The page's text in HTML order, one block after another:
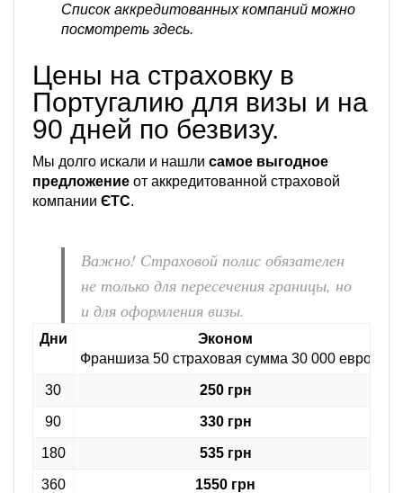
Список аккредитованных компаний можно
посмотреть здесь.
Цены на страховку в
Португалию для визы и на
90 дней по безвизу.
Мы долго искали и нашли самое выгодное
предложение от аккредитованной страховой
компании ЄТС.
Важно! Страховой полис обязателен
не только для пересечения границы, но
и для оформления визы.
Дни
Эконом
Франшиза 50 страховая сумма 30 000 евро
30 250 грн
90 330 грн
180 535 грн
360 1550 грн